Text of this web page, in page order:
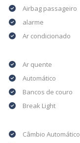
Airbag passageiro
alarme
Ar condicionado
Ar quente
Automático
Bancos de couro
Break Light
Câmbio Automático